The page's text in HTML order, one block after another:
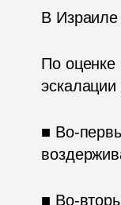
В Израиле
По оценке
■ Во-
■ Во-